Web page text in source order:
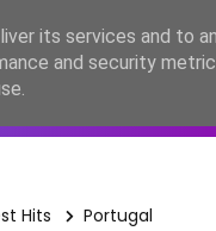
EASC2026
Hits Portugal
its services and to
and security